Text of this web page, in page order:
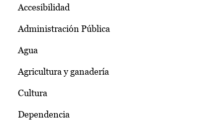
Accesibilidad
Administración Pública
Agua
Agricultura y ganadería
Cultura
Dependencia